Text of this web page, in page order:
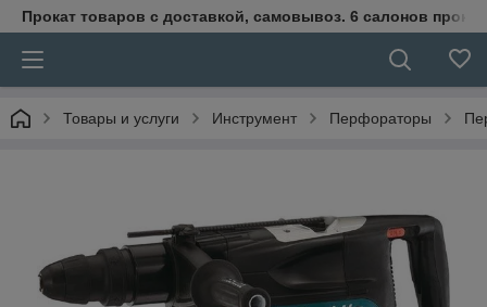
Прокат товаров с доставкой, самовывоз. 6 салонов
Товары и услуги Инструмент Перфораторы